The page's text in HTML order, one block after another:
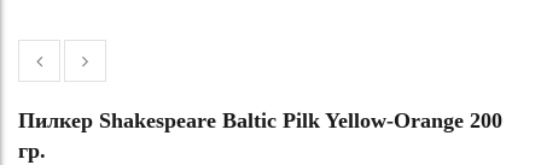
Пилкер Shakespeare Baltic Pilk Yellow-Orange 200
гр.